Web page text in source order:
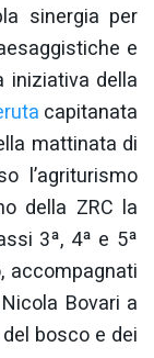
sinergia per
e
iniziativa della
capitanata
mattinata di
l’agriturismo
della ZRC la
3ª, 4ª e 5ª
accompagnati
Bovari a
bosco e dei